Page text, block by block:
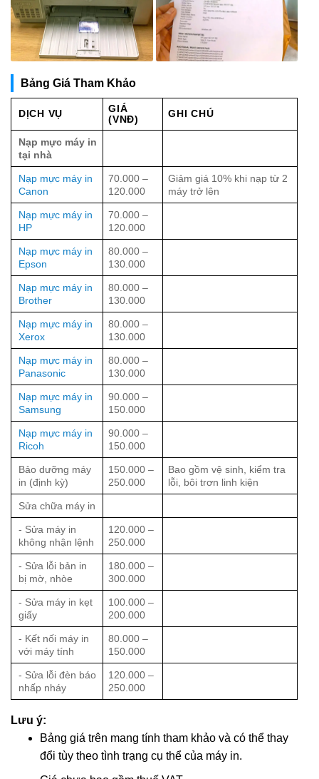
Bảng Giá Tham Khảo
DỊCH VỤ
GIÁ
(VNĐ)
GHI CHÚ
Nạp mực máy in
tại nhà
Nạp mực máy in
Canon
70.000 –
120.000
Giảm giá 10% khi nạp từ 2
máy trở lên
Nạp mực máy in
HP
70.000 –
120.000
Nạp mực máy in
Epson
80.000 –
130.000
Nạp mực máy in
Brother
80.000 –
130.000
Nạp mực máy in
Xerox
80.000 –
130.000
Nạp mực máy in
Panasonic
80.000 –
130.000
Nạp mực máy in
Samsung
90.000 –
150.000
Nạp mực máy in
Ricoh
90.000 –
150.000
Bảo dưỡng máy
in (định kỳ)
150.000 –
250.000
Bao gồm vệ sinh, kiểm tra
lỗi, bôi trơn linh kiện
Sửa chữa máy in
- Sửa máy in
không nhận lệnh
120.000 –
250.000
- Sửa lỗi bản in
bị mờ, nhòe
180.000 –
300.000
- Sửa máy in kẹt
giấy
100.000 –
200.000
- Kết nối máy in
với máy tính
80.000 –
150.000
- Sửa lỗi đèn báo
nhấp nháy
120.000 –
250.000
Lưu ý:
Bảng giá trên mang tính tham khảo và có thể thay
đổi tùy theo tình trạng cụ thể của máy in.